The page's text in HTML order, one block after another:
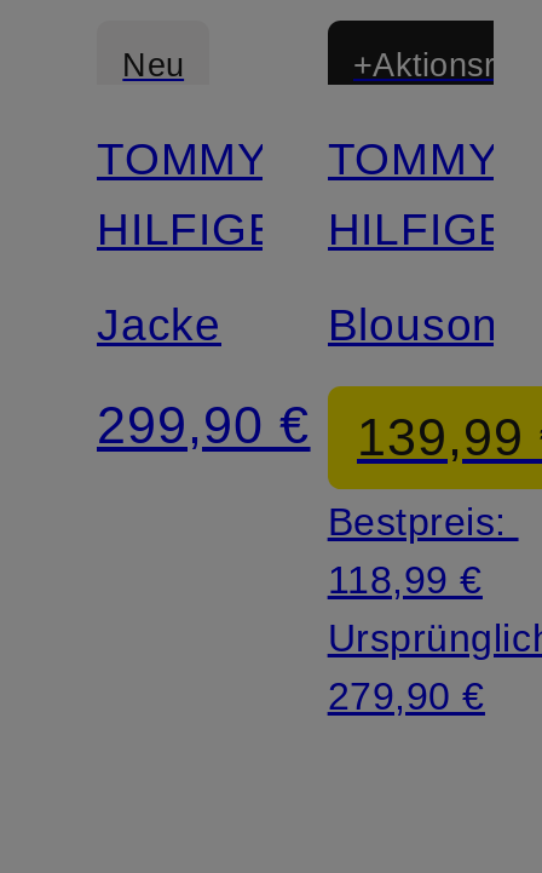
Neu
Zertifiziert
TOMMY
HILFIGER
Jacke
299,90 €
TOMMY
Blouson
139,99
Bestpreis:
118,99 €
279,90 €